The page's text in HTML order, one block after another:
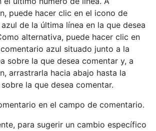
puede hacer clic en el icono de
de la última línea en la que desea
alternativa, puede hacer clic en
azul situado junto a la
sobre la que desea comentar y, a
arrastrarla hacia abajo hasta la
la que desea comentar.
en el campo de comentario.
para sugerir un cambio específico